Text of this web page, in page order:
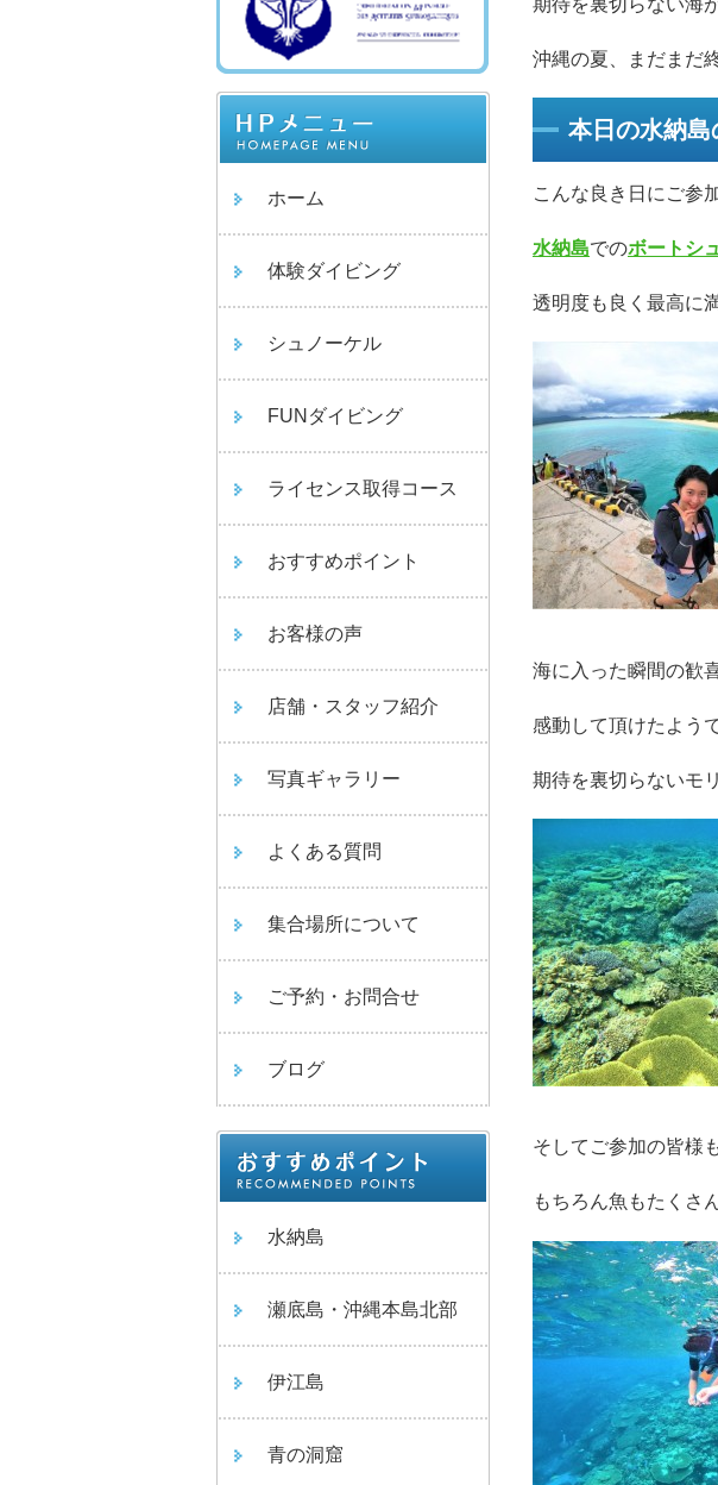
ホーム
体験ダイビング
シュノーケル
FUNダイビング
ライセンス取得コース
おすすめポイント
お客様の声
店舗・スタッフ紹介
写真ギャラリー
よくある質問
集合場所について
ご予約・お問合せ
ブログ
水納島
瀬底島・沖縄本島北部
伊江島
青の洞窟
沖縄の夏、まだまだ
本日の水納島
こんな良き日にご参
水納島でのボートシ
透明度も良く最高に
海に入った瞬間の歓
感動して頂けたよう
期待を裏切らないモ
そしてご参加の皆様
もちろん魚もたくさ